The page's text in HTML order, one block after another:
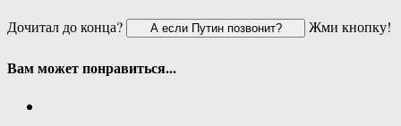
Дочитал до конца?
Жми кнопку!
Вам может понравиться...